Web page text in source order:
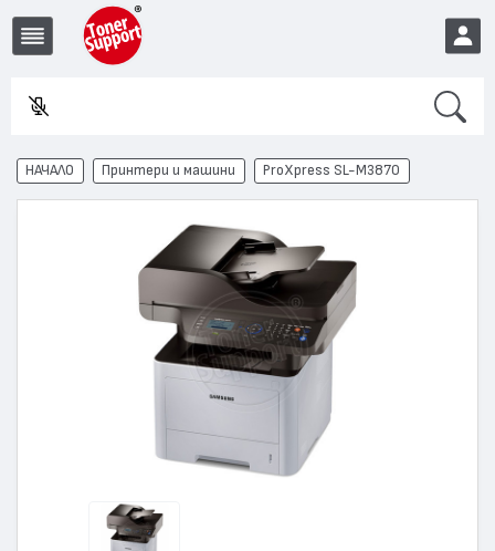
EUR
НАЧАЛО Принтери и машини ProXpress SL-M3870